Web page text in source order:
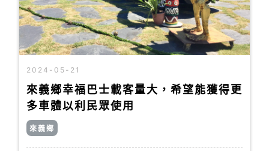
2024-05-21
來義鄉幸福巴士載客量大，希望能獲得更
多車體以利民眾使用
來義鄉